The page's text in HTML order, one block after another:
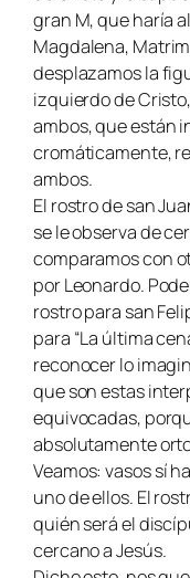
gran M, que haría
Magdalena,
desplazamos la
izquierdo de
ambos, que están
cromáticamente,
ambos.
El rostro de san
se le observa de
comparamos con
por Leonardo.
rostro para san
para “La última
reconocer lo
que son estas
equivocadas,
absolutamente
Veamos: vasos sí
uno de ellos. El
quién será el
cercano a Jesús.